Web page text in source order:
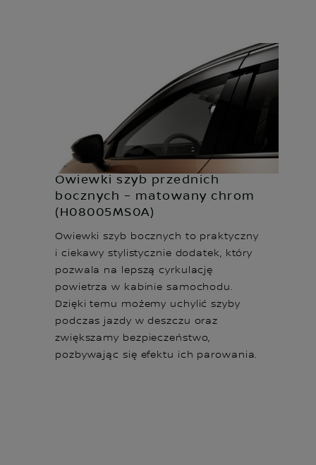
Owiewki szyb przednich
bocznych – matowany chrom
(H08005MS0A)
Owiewki szyb bocznych to praktyczny
i ciekawy stylistycznie dodatek, który
pozwala na lepszą cyrkulację
powietrza w kabinie samochodu.
Dzięki temu możemy uchylić szyby
podczas jazdy w deszczu oraz
zwiększamy bezpieczeństwo,
pozbywając się efektu ich parowania.